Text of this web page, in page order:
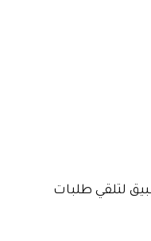
لتلقي طلبات